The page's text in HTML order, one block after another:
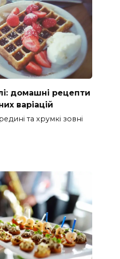
домашні рецепти
варіацій
та хрумкі зовні